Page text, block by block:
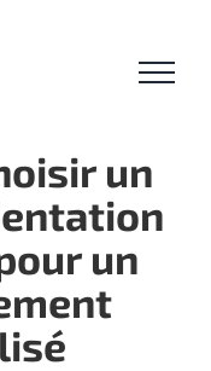
un
un